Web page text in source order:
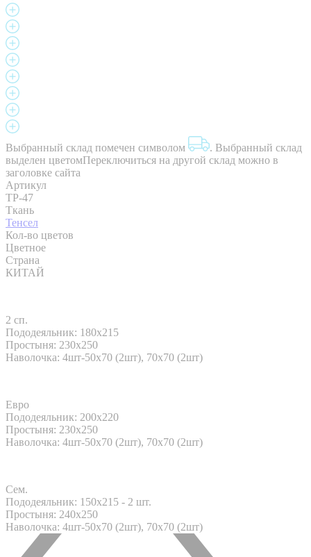
Выбранный склад помечен символом . Выбранный склад
выделен цветомПереключиться на другой склад можно в
заголовке сайта
Артикул
TP-47
Ткань
Тенсел
Кол-во цветов
Цветное
Страна
КИТАЙ
2 сп.
Пододеяльник: 180x215
Простыня: 230х250
Наволочка: 4шт-50х70 (2шт), 70х70 (2шт)
Евро
Пододеяльник: 200x220
Простыня: 230x250
Наволочка: 4шт-50х70 (2шт), 70х70 (2шт)
Сем.
Пододеяльник: 150x215 - 2 шт.
Простыня: 240x250
Наволочка: 4шт-50х70 (2шт), 70х70 (2шт)